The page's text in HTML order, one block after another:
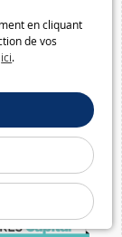
en cliquant
de vos
ici.